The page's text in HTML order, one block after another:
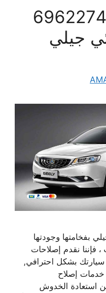
جيلي 69622745
جيلي
بفخامتها وجودتها
فإننا نقدم إصلاحات
بشكل احترافي,
إصلاح
استعادة الخدوش